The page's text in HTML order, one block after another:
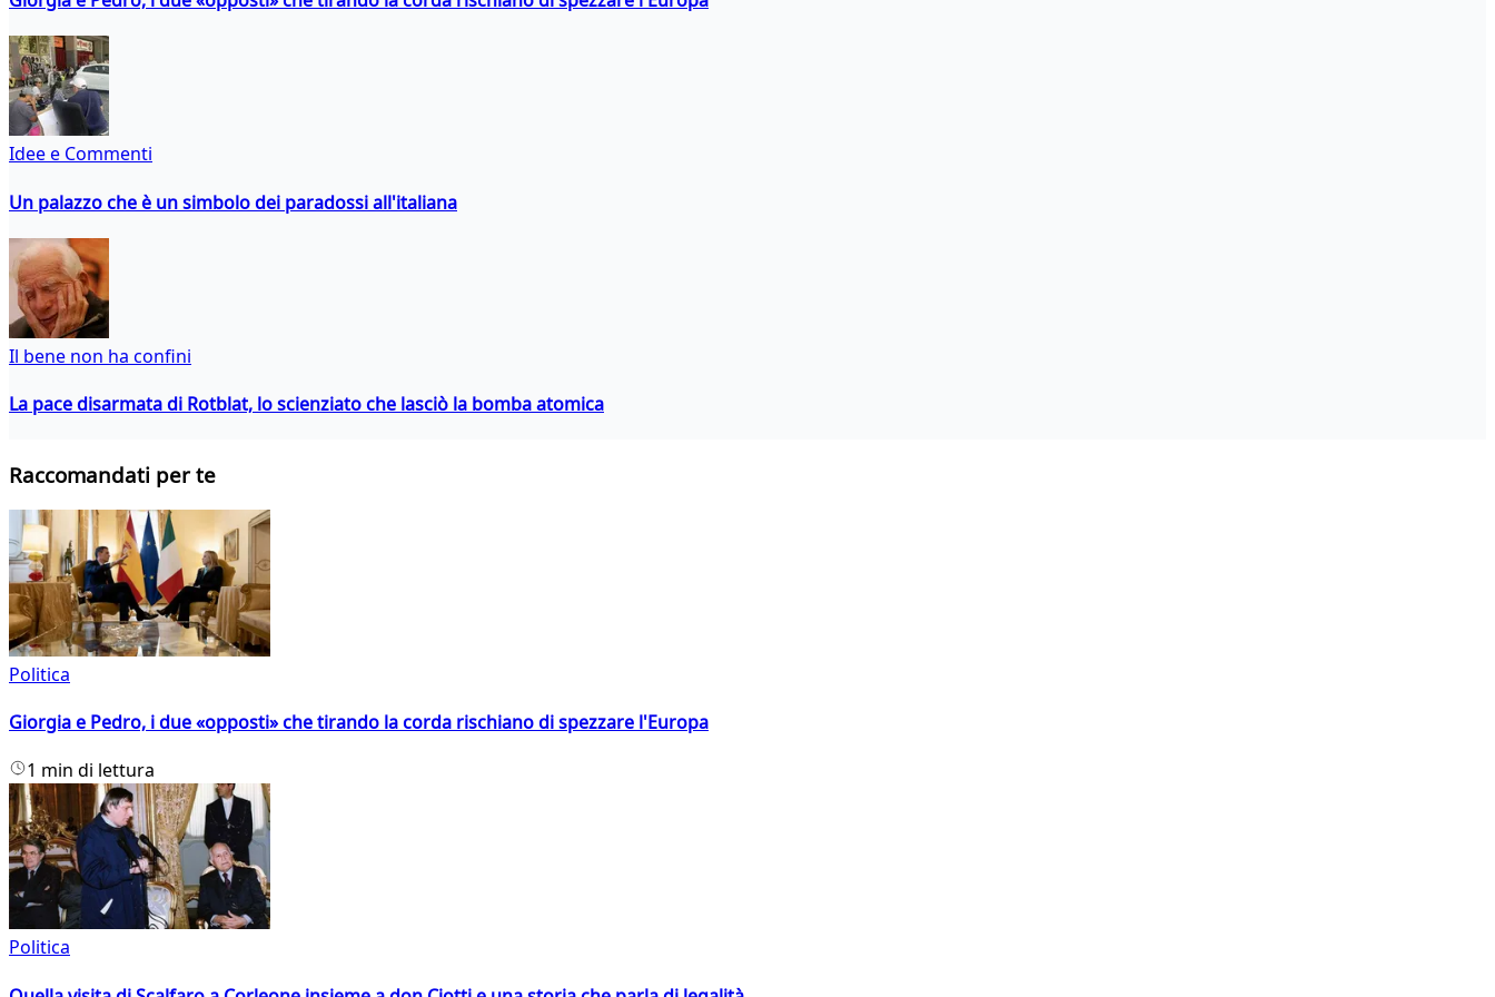
Idee e Commenti
Un palazzo che è un simbolo dei paradossi all'italiana
Il bene non ha confini
La pace disarmata di Rotblat, lo scienziato che lasciò la bomba atomica
Raccomandati per te
Politica
Giorgia e Pedro, i due «opposti» che tirando la corda rischiano di spezzare l'Europa
1 min di lettura
Politica